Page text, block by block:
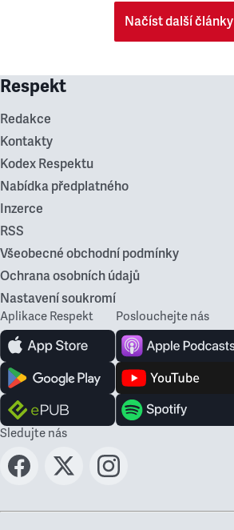
Načíst další články
Respekt
Redakce
Kontakty
Kodex Respektu
Nabídka předplatného
Inzerce
RSS
Všeobecné obchodní podmínky
Ochrana osobních údajů
Nastavení soukromí
Aplikace Respekt Poslouchejte nás
Sledujte nás